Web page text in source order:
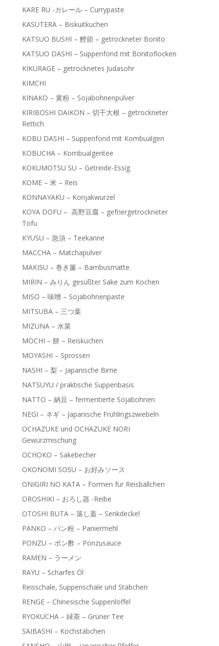
KARE RU -カレール – Currypaste
KASUTERA – Biskuitkuchen
KATSUO BUSHI – 鰹節 – getrockneter Bonito
KATSUO DASHI – Suppenfond mit Bonitoflocken
KIKURAGE – getrocknetes Judasohr
KIMCHI
KINAKO – 黄粉 – Sojabohnenpulver
KIRIBOSHI DAIKON – 切干大根 – getrockneter
Rettich
KOBU DASHI – Suppenfond mit Kombualgen
KOBUCHA – Kombualgentee
KOKUMOTSU SU – Getreide-Essig
KOME – 米 – Reis
KONNAYAKU – Konjakwurzel
KOYA DOFU – 高野豆腐 – gefriergetrockneter
Tofu
KYUSU – 急須 – Teekanne
MACCHA – Matchapulver
MAKISU – 巻き簾 – Bambusmatte
MIRIN – みりん gesüßter Sake zum Kochen
MISO – 味噌 – Sojabohnenpaste
MITSUBA – 三つ葉
MIZUNA – 水菜
MOCHI – 餅 – Reiskuchen
MOYASHI – Sprossen
NASHI – 梨 – Japanische Birne
NATSUYU / praktische Suppenbasis
NATTO – 納豆 – fermentierte Sojabohnen
NEGI – ネギ – Japanische Frühlingszwiebeln
OCHAZUKE und OCHAZUKE NORI
Gewürzmischung
OCHOKO – Sakebecher
OKONOMI SOSU – お好みソース
ONIGIRI NO KATA – Formen für Reisbällchen
OROSHIKI – おろし器 -Reibe
OTOSHI BUTA – 落し蓋 – Senkdeckel
PANKO – パン粉 – Paniermehl
PONZU – ポン酢 – Ponzusauce
RAMEN – ラーメン
RAYU – Scharfes Öl
Reisschale, Suppenschale und Stäbchen
RENGE – Chinesische Suppenlöffel
RYOKUCHA – 緑茶 – Grüner Tee
SAIBASHI – Kochstäbchen